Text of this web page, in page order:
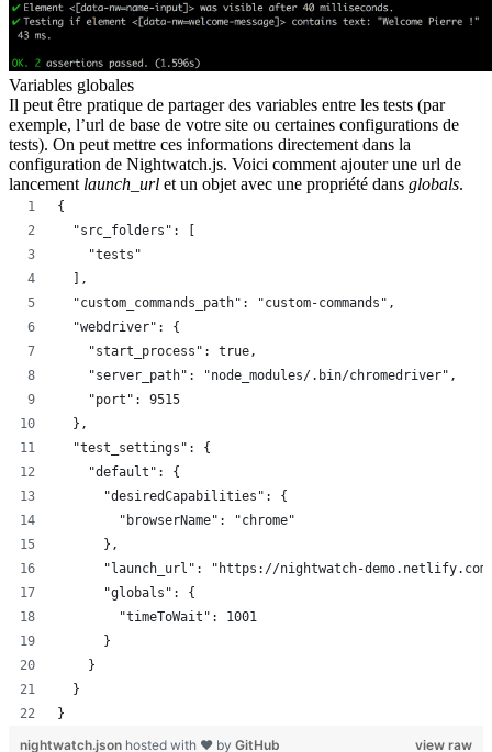
Variables globales
Il peut être pratique de partager des variables entre les tests (par
exemple, l’url de base de votre site ou certaines configurations de
tests). On peut mettre ces informations directement dans la
configuration de Nightwatch.js. Voici comment ajouter une url de
lancement launch_url et un objet avec une propriété dans globals.
{
  "src_folders": [
    "tests"
  ],
  "custom_commands_path": "custom-commands",
  "webdriver": {
    "start_process": true,
    "server_path": "node_modules/.bin/chromedriver",
    "port": 9515
  },
  "test_settings": {
    "default": {
      "desiredCapabilities": {
        "browserName": "chrome"
      },
"launch_url": "https://nightwatch-
      "globals": {
        "timeToWait": 1001
      }
    }
  }
}
view raw
nightwatch.json hosted with ❤ by GitHub